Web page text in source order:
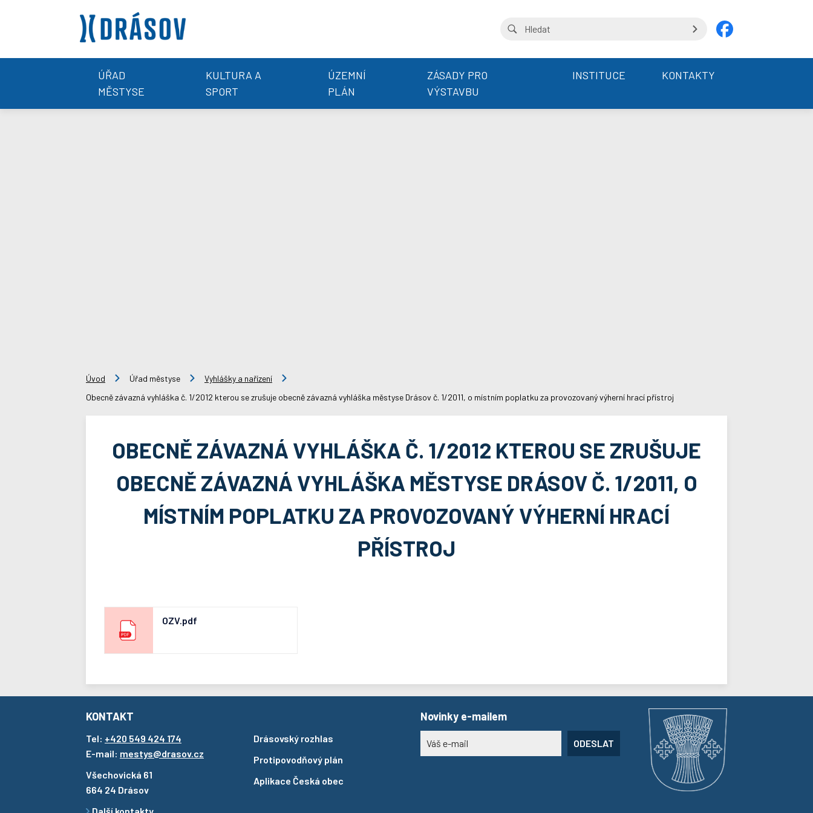
ÚŘAD
MĚSTYSE
KULTURA A
SPORT
ÚZEMNÍ
PLÁN
ZÁSADY PRO
VÝSTAVBU
INSTITUCE KONTAKTY
Úvod Úřad městyse
Vyhlášky a nařízení
Obecně závazná vyhláška č. 1/2012 kterou se zrušuje obecně závazná vyhláška městyse Drásov č. 1/2011, o místním poplatku za provozovaný výherní hrací přístroj
OBECNĚ ZÁVAZNÁ VYHLÁŠKA Č. 1/2012 KTEROU SE ZRUŠUJE
OBECNĚ ZÁVAZNÁ VYHLÁŠKA MĚSTYSE DRÁSOV Č. 1/2011, O
MÍSTNÍM POPLATKU ZA PROVOZOVANÝ VÝHERNÍ HRACÍ
PŘÍSTROJ
OZV.pdf
KONTAKT
Tel: +420 549 424 174
E-mail: mestys@drasov.cz
Všechovická 61
664 24 Drásov
Drásovský rozhlas
Protipovodňový plán
Aplikace Česká obec
Novinky e-mailem
ODESLAT